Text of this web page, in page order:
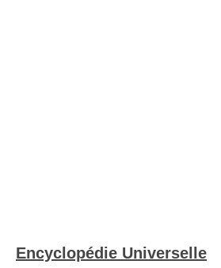
Encyclopédie Universelle